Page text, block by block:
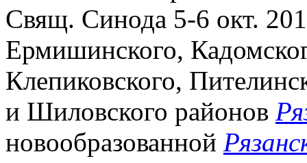
Свящ. Синода 5-6 окт.
Ермишинского,
Клепиковского,
и Шиловского районов
новообразованной